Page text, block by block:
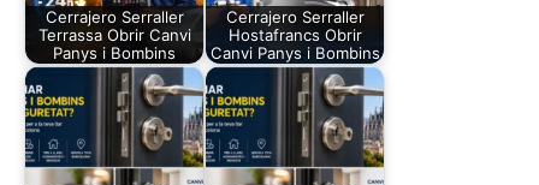
Cerrajero Serraller
Terrassa Obrir Canvi
Panys i Bombins
Cerrajero Serraller
Hostafrancs Obrir
Canvi Panys i Bombins